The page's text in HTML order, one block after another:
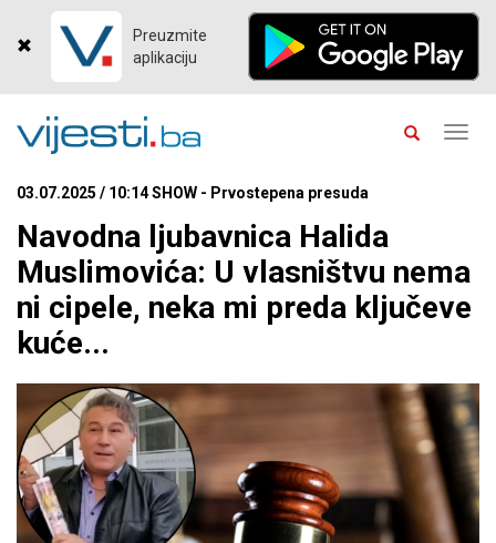
Preuzmite
aplikaciju
03.07.2025 / 10:14 SHOW - Prvostepena presuda
Navodna ljubavnica Halida
Muslimovića: U vlasništvu nema
ni cipele, neka mi preda ključeve
kuće...